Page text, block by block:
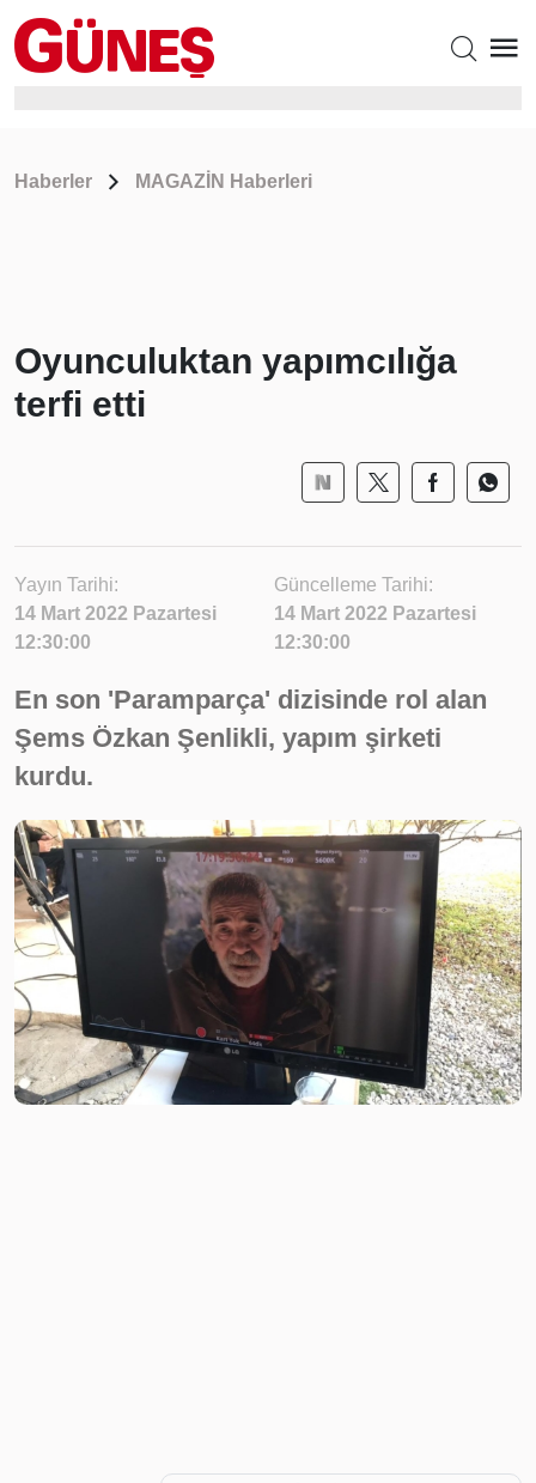
Haberler MAGAZİN Haberleri
Oyunculuktan yapımcılığa
terfi etti
Yayın Tarihi:
14 Mart 2022 Pazartesi
12:30:00
Güncelleme Tarihi:
14 Mart 2022 Pazartesi
12:30:00
En son 'Paramparça' dizisinde rol alan
Şems Özkan Şenlikli, yapım şirketi
kurdu.